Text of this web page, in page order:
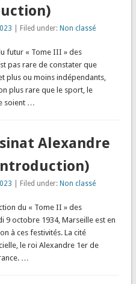
| Filed under:Non classé
futur « Tome III » des
pas rare de constater que
plus ou moins indépendants,
plus rare que le sport, le
soient …
Alexandre
| Filed under:Non classé
du « Tome II » des
9 octobre 1934, Marseille est en
à ces festivités. La cité
le roi Alexandre 1er de
…